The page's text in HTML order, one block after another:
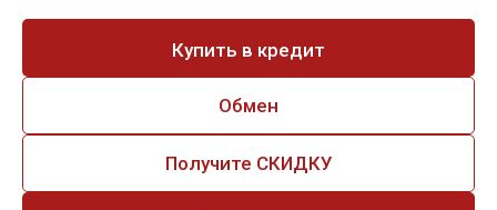
Купить в кредит
Обмен
Получите СКИДКУ